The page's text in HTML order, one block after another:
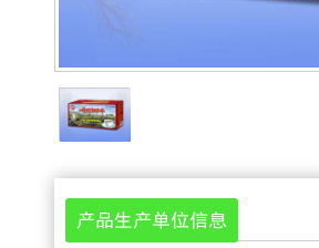
产品生产单位信息